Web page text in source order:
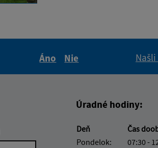
Áno
Nie
Úradné hodiny:
Deň
Čas
Pondelok:
07:30 -